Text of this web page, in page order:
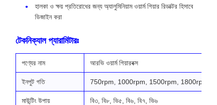
হালকা ও ক্ষয় প্রতিরোধের জন্য অ্যালুমিনিয়াম ওয়ার্ম গিয়ার রিডাক্টর হিসাবে
ডিজাইন করা
টেকনিক্যাল প্যারামিটারঃ
পণ্যের নাম আরভি ওয়ার্ম গিয়ারবক্স
ইনপুট গতি 750rpm, 1000rpm, 1500rpm, 1800rpm
মাউন্টিং উপায় বি৩, বি৮, ভি৫, বি৬, বি৭, ভি৬